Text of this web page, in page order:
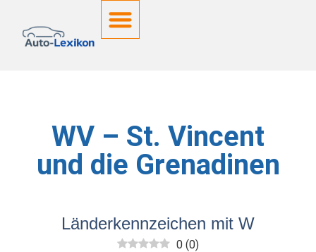
WV – St. Vincent
und die Grenadinen
Länderkennzeichen mit W
0 (0)